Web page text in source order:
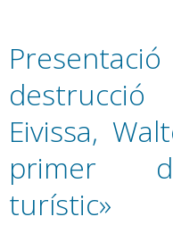
Eivissa,
primer
turístic»